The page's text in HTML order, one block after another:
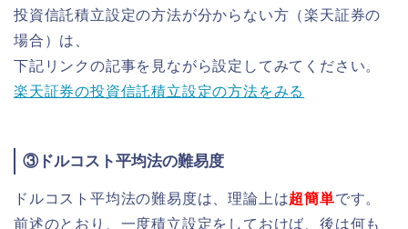
投資信託積立設定の方法が分からない方（楽天証券の
場合）は、
下記リンクの記事を見ながら設定してみてください。
楽天証券の投資信託積立設定の方法をみる
③ドルコスト平均法の難易度
ドルコスト平均法の難易度は、理論上は超簡単です。
前述のとおり、一度積立設定をしておけば、後は何も